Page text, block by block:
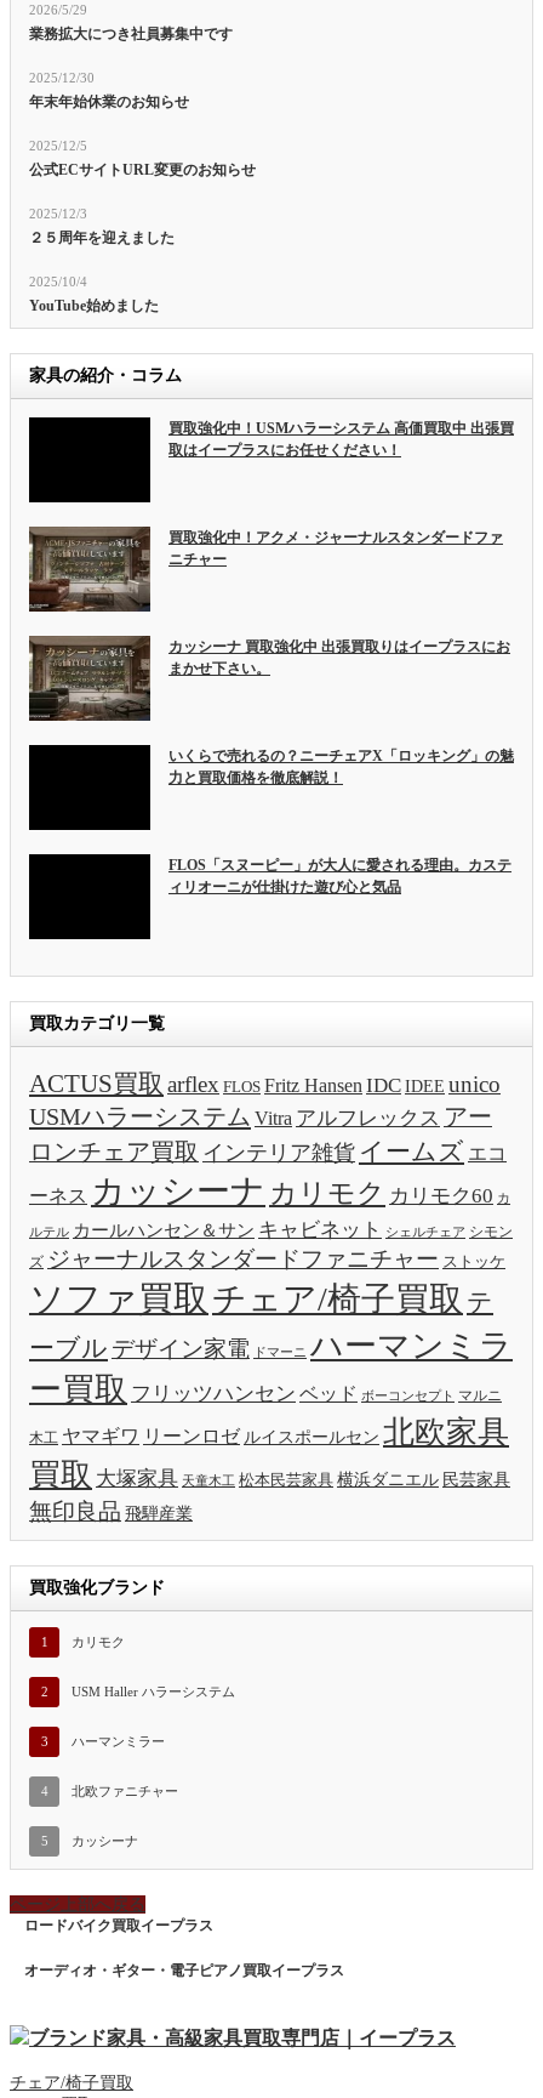
2026/5/29
業務拡大につき社員募集中です
2025/12/30
年末年始休業のお知らせ
2025/12/5
公式ECサイトURL変更のお知らせ
2025/12/3
２５周年を迎えました
2025/10/4
YouTube始めました
家具の紹介・コラム
買取強化中！USMハラーシステム 高価買取中 出張買
取はイープラスにお任せください！
買取強化中！アクメ・ジャーナルスタンダードファ
ニチャー
カッシーナ 買取強化中 出張買取りはイープラスにお
まかせ下さい。
いくらで売れるの？ニーチェアX「ロッキング」の魅
力と買取価格を徹底解説！
FLOS「スヌーピー」が大人に愛される理由。カステ
ィリオーニが仕掛けた遊び心と気品
買取カテゴリ一覧
ACTUS買取 arflex FLOS Fritz Hansen IDCIDEE unico
USMハラーシステム Vitra アルフレックス アー
ロンチェア買取 インテリア雑貨 イームズ エコ
ーネス カッシーナ カリモク カリモク60 カ
ルテル カールハンセン＆サン キャビネット シェルチェア シモン
ズ ジャーナルスタンダードファニチャー ストッケ
ソファ買取 チェア/椅子買取 テ
ーブル デザイン家電 ドマーニ ハーマンミラ
ー買取 フリッツハンセン ベッド ボーコンセプト マルニ
木工 ヤマギワ リーンロゼ ルイスポールセン 北欧家具
買取 大塚家具 天童木工 松本民芸家具 横浜ダニエル 民芸家具
無印良品 飛騨産業
買取強化ブランド
1 カリモク
2 USM Haller ハラーシステム
3 ハーマンミラー
4 北欧ファニチャー
5 カッシーナ
ページ上部へ戻る
ロードバイク買取イープラス
オーディオ・ギター・電子ピアノ買取イープラス
チェア/椅子買取